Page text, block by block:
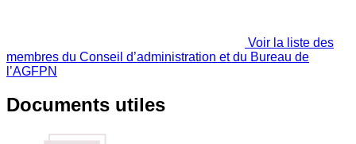
Voir la liste des
membres du Conseil d’administration et du Bureau de
l’AGFPN
Documents utiles